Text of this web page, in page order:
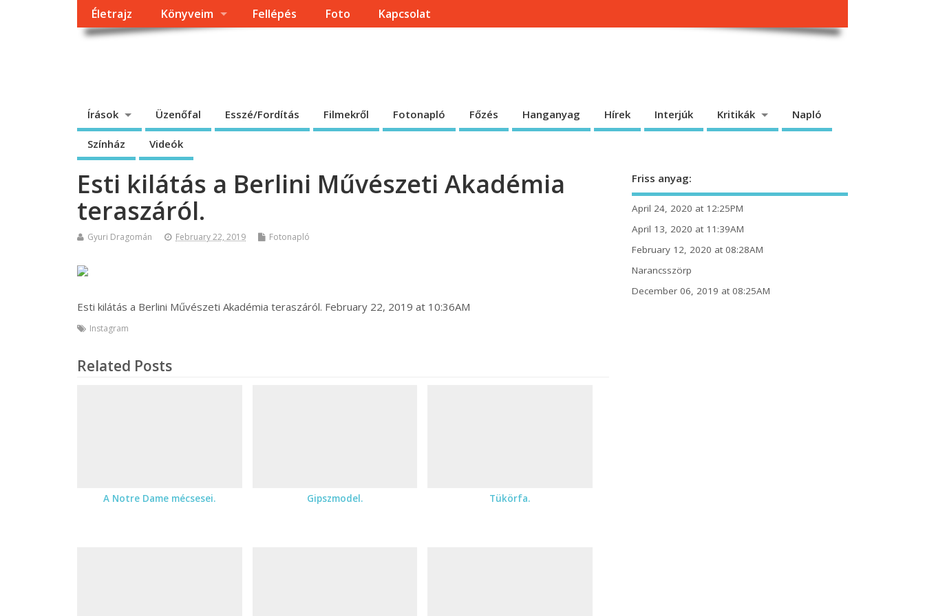
Életrajz Könyveim Fellépés Foto Kapcsolat
Írások Üzenőfal Esszé/Fordítás Filmekről Fotonapló Főzés Hanganyag Hírek Interjúk Kritikák Napló
Színház Videók
Esti kilátás a Berlini Művészeti Akadémia
teraszáról.
Gyuri Dragomán February 22, 2019 Fotonapló
Esti kilátás a Berlini Művészeti Akadémia teraszáról. February 22, 2019 at 10:36AM
Instagram
Related Posts
A Notre Dame mécsesei. Gipszmodel. Tükörfa.
Friss anyag:
April 24, 2020 at 12:25PM
April 13, 2020 at 11:39AM
February 12, 2020 at 08:28AM
Narancsszörp
December 06, 2019 at 08:25AM